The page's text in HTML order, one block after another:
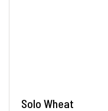
Solo Wheat